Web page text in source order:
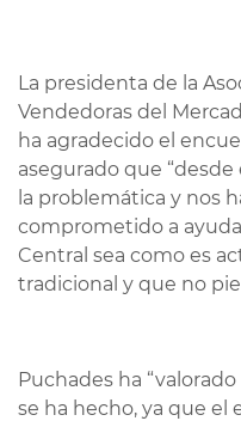
La presidenta de la
Vendedoras del
ha agradecido el
asegurado que
la problemática y nos
comprometido a
Central sea como es
tradicional y que no
Puchades ha
se ha hecho, ya que el